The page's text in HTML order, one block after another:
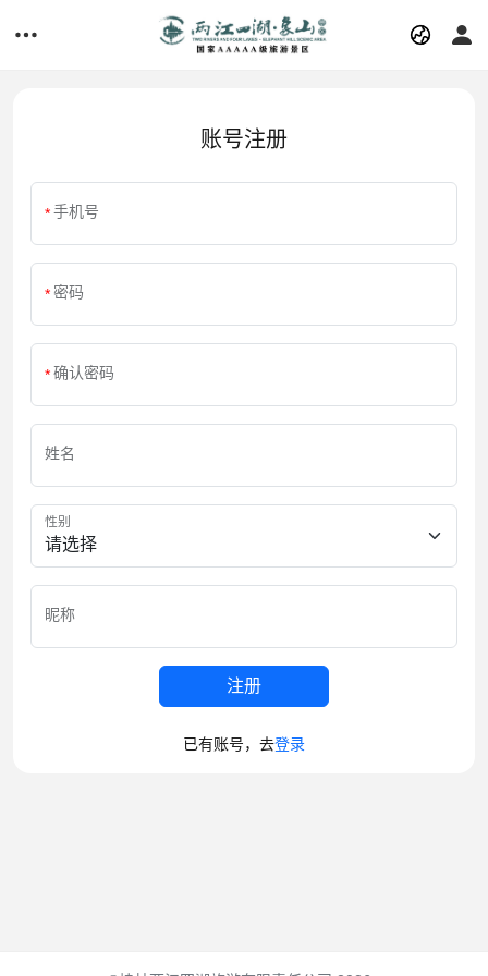
账号注册
手机号
密码
确认密码
姓名
性别
昵称
注册
已有账号，去登录